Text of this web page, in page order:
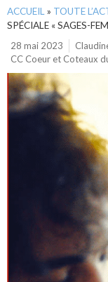
ACCUEIL » TOUTE
SPÉCIALE « SAGES-
28 mai 2023
CC Coeur et Coteaux